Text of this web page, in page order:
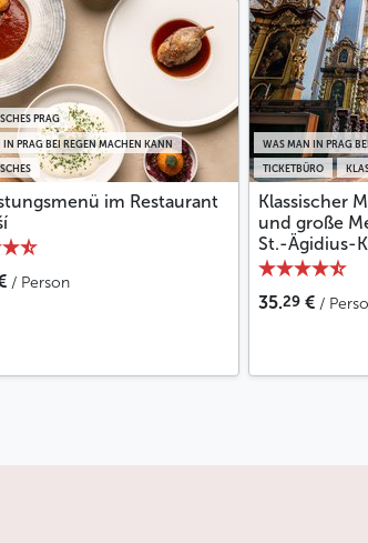
PRAG BEI REGEN MACHEN KANN
PRAG
im Restaurant
/ Person
TICKETBÜRO
WAS MAN IN PRAG
Klassischer
und große
St.-Ägidius-
35.29 € /